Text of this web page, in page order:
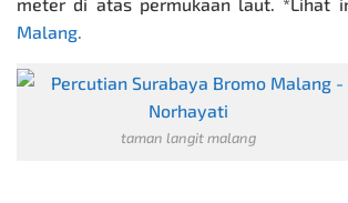
Malang
taman langit malang